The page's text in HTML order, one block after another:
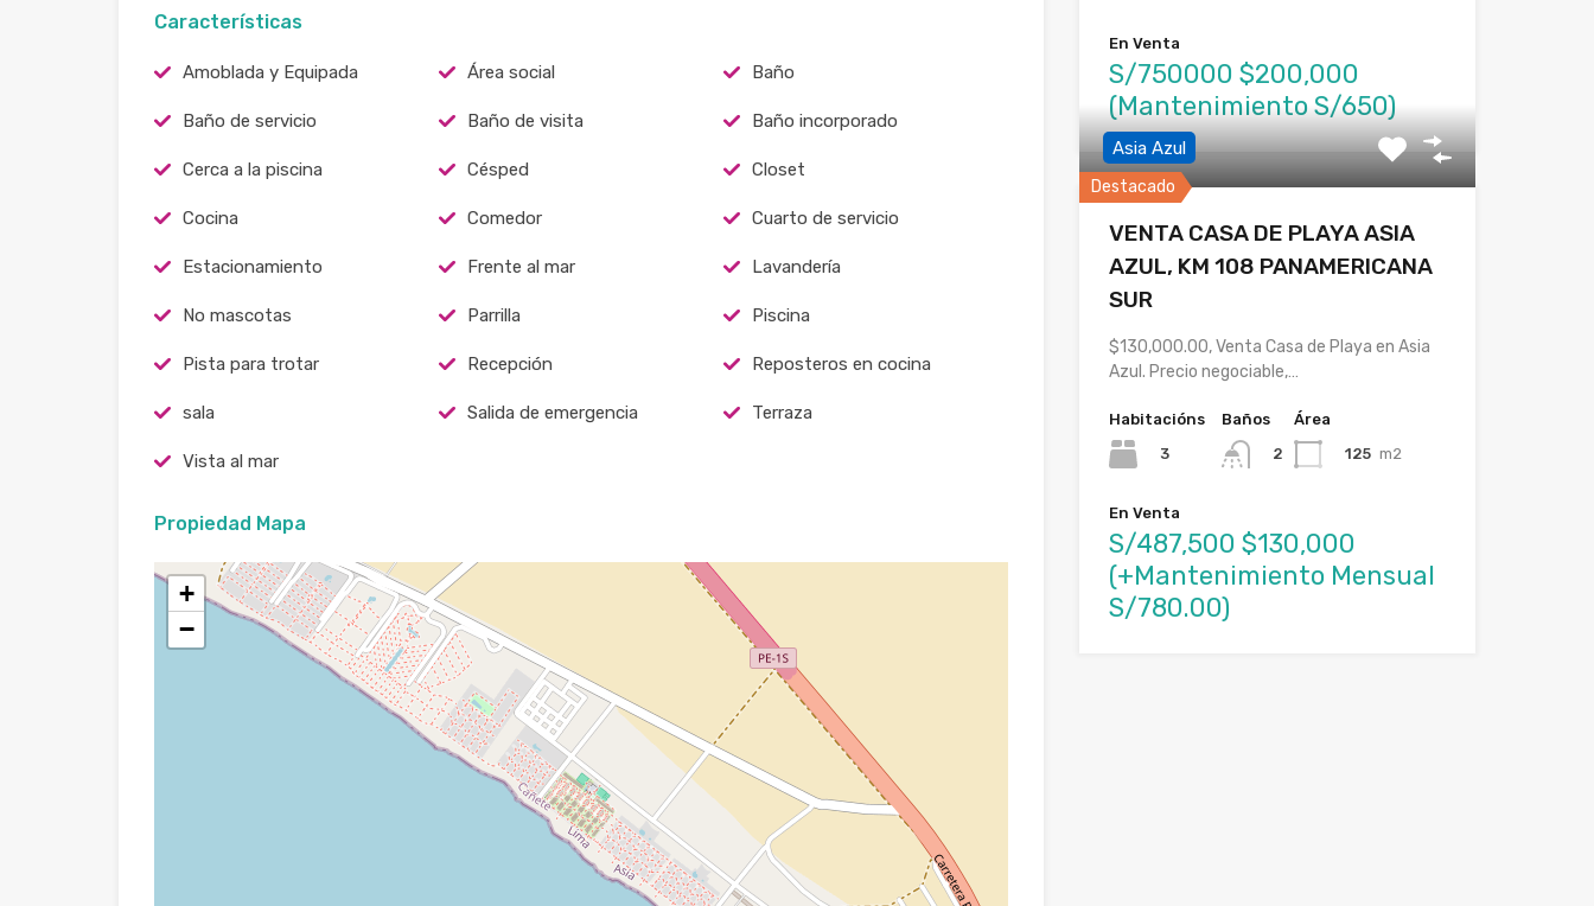
Características
Amoblada y Equipada Área social Baño
Baño de servicio Baño de visita Baño incorporado
Cerca a la piscina Césped Closet
Cocina Comedor Cuarto de servicio
Estacionamiento Frente al mar Lavandería
No mascotas Parrilla Piscina
Pista para trotar Recepción Reposteros en cocina
sala Salida de emergencia Terraza
Vista al mar
Propiedad Mapa
+
−
En Venta
S/750000 $200,000
(Mantenimiento S/650)
Destacado
Asia Azul
VENTA CASA DE PLAYA ASIA
AZUL, KM 108 PANAMERICANA
SUR
$130,000.00, Venta Casa de Playa en Asia
Azul. Precio negociable,…
Habitacións
3
Baños
2
Área
125 m2
En Venta
S/487,500 $130,000
(+Mantenimiento Mensual
S/780.00)